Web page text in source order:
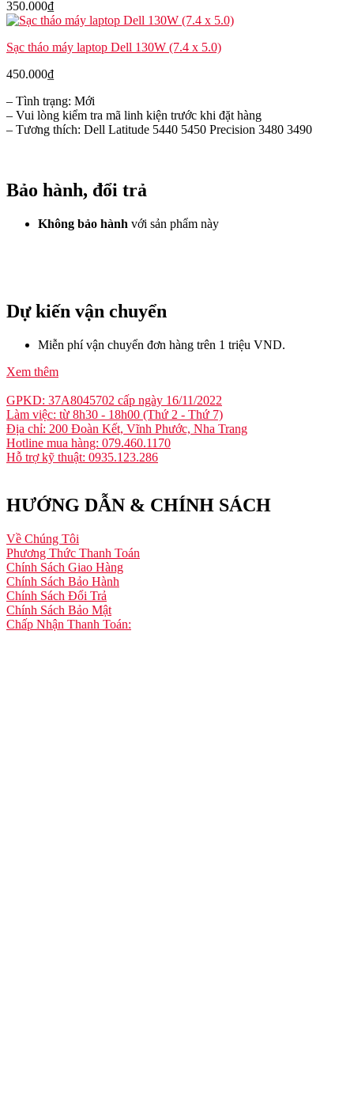
350.000₫
Sạc tháo máy laptop Dell 130W (7.4 x 5.0)
450.000₫
– Tình trạng: Mới
– Vui lòng kiểm tra mã linh kiện trước khi đặt hàng
– Tương thích: Dell Latitude 5440 5450 Precision 3480 3490
Bảo hành, đổi trả
Không bảo hành với sản phẩm này
Dự kiến vận chuyển
Miễn phí vận chuyển đơn hàng trên 1 triệu VND.
Xem thêm
GPKD: 37A8045702 cấp ngày 16/11/2022
Làm việc: từ 8h30 - 18h00 (Thứ 2 - Thứ 7)
Địa chỉ: 200 Đoàn Kết, Vĩnh Phước, Nha Trang
Hotline mua hàng: 079.460.1170
Hỗ trợ kỹ thuật: 0935.123.286
HƯỚNG DẪN & CHÍNH SÁCH
Về Chúng Tôi
Phương Thức Thanh Toán
Chính Sách Giao Hàng
Chính Sách Bảo Hành
Chính Sách Đổi Trả
Chính Sách Bảo Mật
Chấp Nhận Thanh Toán: